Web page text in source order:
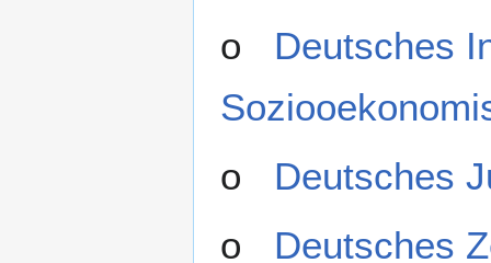
o Deutsches
o Deutsches
o Deutsches